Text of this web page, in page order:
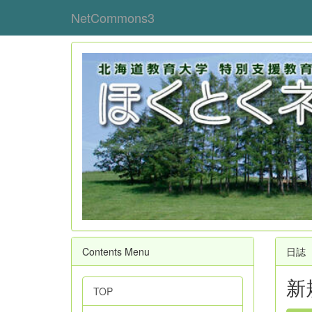
NetCommons3
日誌
新
Contents Menu
TOP